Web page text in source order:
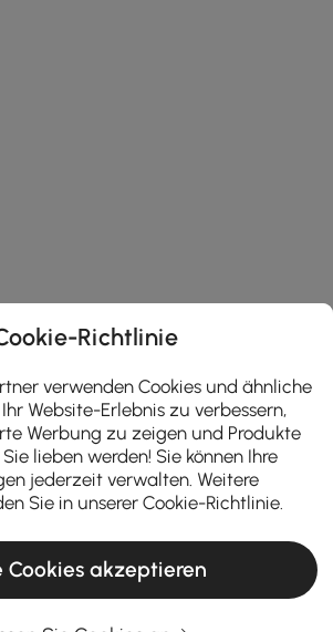
Richtlinie
verwenden Cookies und ähnliche
Website-Erlebnis zu verbessern,
Werbung zu zeigen und Produkte
lieben werden! Sie können Ihre
jederzeit verwalten. Weitere
Sie in unsererCookie-Richtlinie
Cookies akzeptieren